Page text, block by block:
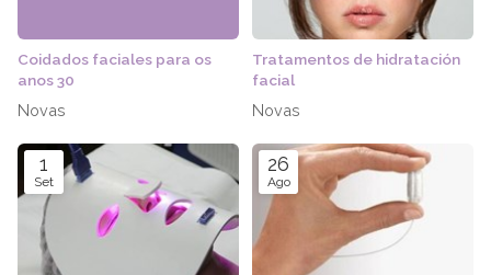
Coidados faciales para os
anos 30
Novas
Tratamentos de hidratación
facial
Novas
1
Set
26
Ago